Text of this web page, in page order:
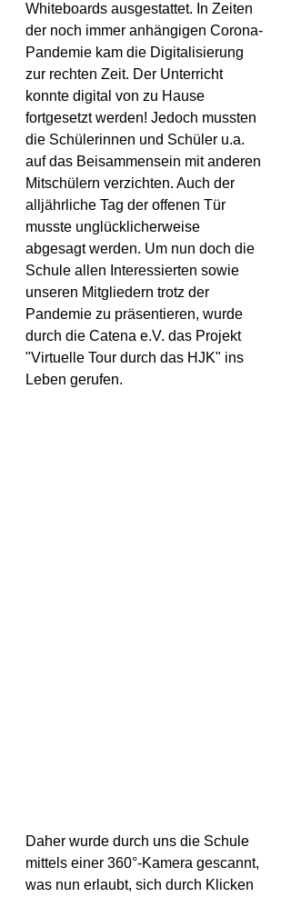
Whiteboards ausgestattet. In Zeiten
der noch immer anhängigen Corona-
Pandemie kam die Digitalisierung
zur rechten Zeit. Der Unterricht
konnte digital von zu Hause
fortgesetzt werden! Jedoch mussten
die Schülerinnen und Schüler u.a.
auf das Beisammensein mit anderen
Mitschülern verzichten. Auch der
alljährliche Tag der offenen Tür
musste unglücklicherweise
abgesagt werden. Um nun doch die
Schule allen Interessierten sowie
unseren Mitgliedern trotz der
Pandemie zu präsentieren, wurde
durch die Catena e.V. das Projekt
"Virtuelle Tour durch das HJK" ins
Leben gerufen.
Daher wurde durch uns die Schule
mittels einer 360°-Kamera gescannt,
was nun erlaubt, sich durch Klicken